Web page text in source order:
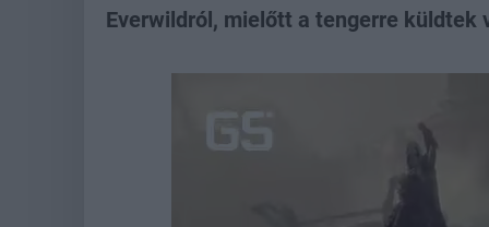
Everwildról, mielőtt a tengerre küldtek